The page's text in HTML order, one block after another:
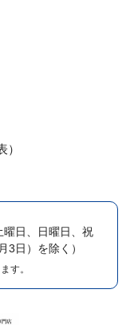
曜日、日曜日、祝
3日）を除く）
す。